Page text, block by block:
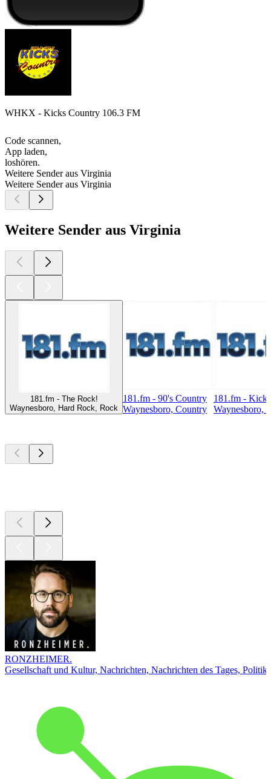
WHKX - Kicks Country 106.3 FM
Code scannen,
App laden,
loshören.
Weitere Sender aus Virginia
Weitere Sender aus Virginia
Weitere Sender aus Virginia
181.fm - The Rock!
Waynesboro, Hard Rock, Rock
181.fm - 90's Country
Waynesboro, Country
181.fm -
Waynesboro,
RONZHEIMER.
Gesellschaft und Kultur, Nachrichten, Nachrichten des Tages, Politik